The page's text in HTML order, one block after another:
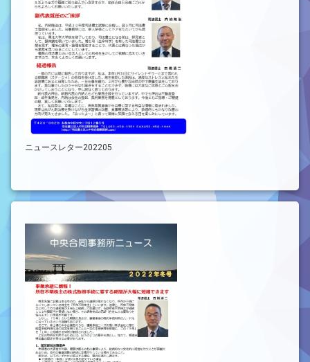
ニュースレター202205